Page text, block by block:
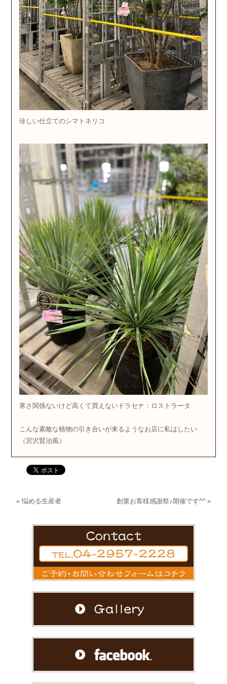
珍しい仕立てのシマトネリコ
寒さ関係ないけど高くて買えないドラセナ：ロストラータ
こんな素敵な植物の引き合いが来るようなお店に私はしたい
（宮沢賢治風）
«悩める生産者 創業お客様感謝祭♪開催です^^»